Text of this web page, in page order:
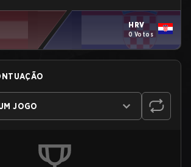
HRV
0 Votos
JOGO